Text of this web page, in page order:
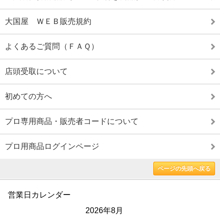
大国屋 ＷＥＢ販売規約
よくあるご質問（ＦＡＱ）
店頭受取について
初めての方へ
プロ専用商品・販売者コードについて
プロ用商品ログインページ
ページの先頭へ戻る
営業日カレンダー
2026年8月